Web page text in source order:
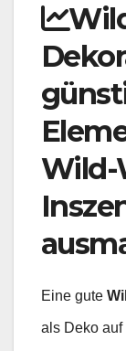
Wild-
Eine gute
als Deko auf